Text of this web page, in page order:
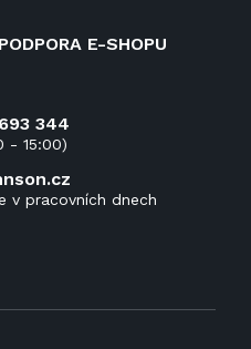
E-SHOPU
344
- 15:00)
v pracovních dnech